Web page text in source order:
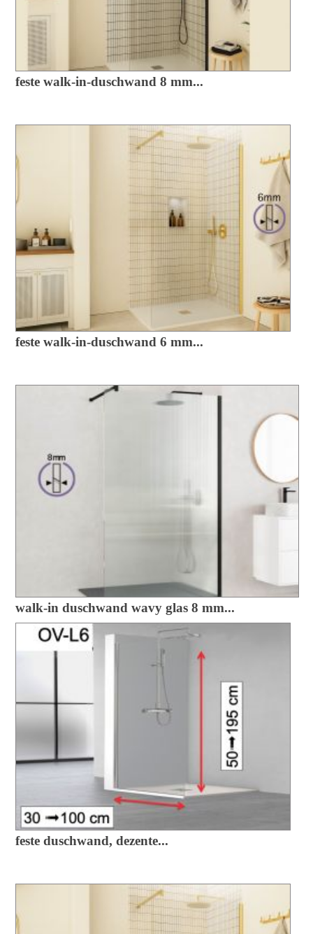
feste walk-in-duschwand 8 mm...
feste walk-in-duschwand 6 mm...
walk-in duschwand wavy glas 8 mm...
feste duschwand, dezente...